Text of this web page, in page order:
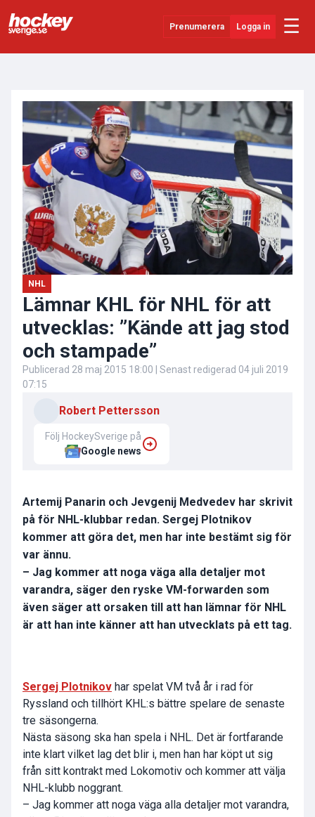
Prenumerera Logga in ☰
SHL
Evenemang
Övrigt
NHL
Lämnar KHL för NHL för att
utvecklas: ”Kände att jag stod
och stampade”
Publicerad 28 maj 2015 18:00 | Senast redigerad 04 juli 2019
07:15
Robert Pettersson
Följ HockeySverige på
Google news
Artemij Panarin och Jevgenij Medvedev har skrivit
på för NHL-klubbar redan. Sergej Plotnikov
kommer att göra det, men har inte bestämt sig för
var ännu.
– Jag kommer att noga väga alla detaljer mot
varandra, säger den ryske VM-forwarden som
även säger att orsaken till att han lämnar för NHL
är att han inte känner att han utvecklats på ett tag.
Sergej Plotnikov har spelat VM två år i rad för
Ryssland och tillhört KHL:s bättre spelare de senaste
tre säsongerna.
Nästa säsong ska han spela i NHL. Det är fortfarande
inte klart vilket lag det blir i, men han har köpt ut sig
från sitt kontrakt med Lokomotiv och kommer att välja
NHL-klubb noggrant.
– Jag kommer att noga väga alla detaljer mot varandra,